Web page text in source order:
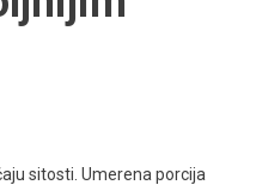
sitosti. Umerena porcija